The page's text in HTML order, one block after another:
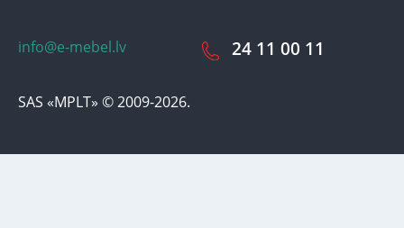
info@e-mebel.lv
SAS «MPLT» © 2009-2026.
24 11 00 11